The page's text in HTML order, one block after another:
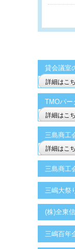
貸会議室
詳細はこ
TMOパー
詳細はこ
三島商工
詳細はこ
三島商工
三嶋大祭
(株)全東
三嶋百年